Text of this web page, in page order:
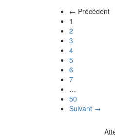
← Précédent
1
2
3
4
5
6
7
…
50
Suivant →